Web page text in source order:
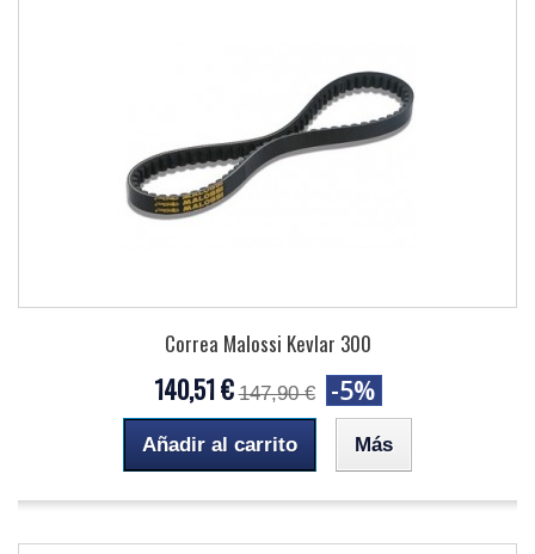
Correa Malossi Kevlar 300
140,51 € 147,90 € -5%
Añadir al carrito Más